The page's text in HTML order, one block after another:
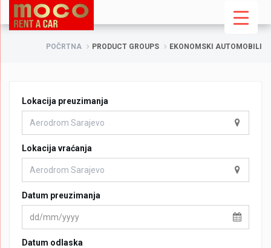
POČRTNA PRODUCT GROUPS EKONOMSKI AUTOMOBILI
Lokacija preuzimanja
Lokacija vraćanja
Datum preuzimanja
Datum odlaska